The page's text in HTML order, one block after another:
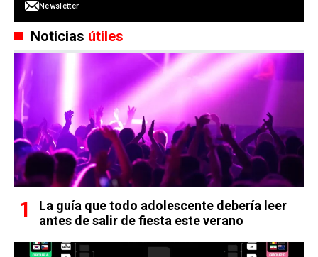
Newsletter
Noticias útiles
La guía que todo adolescente debería leer
antes de salir de fiesta este verano